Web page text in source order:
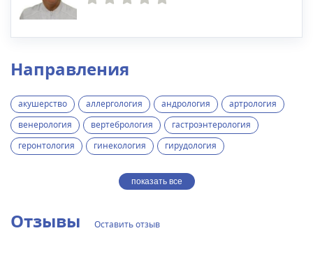
Направления
акушерство аллергология андрология
артрология
венерология
вертебрология
гастроэнтерология
геронтология
гинекология гирудология
показать все
Отзывы Оставить отзыв